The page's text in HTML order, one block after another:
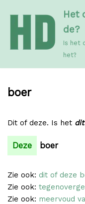
de
inhoud
Het
de?
Is het
het?
boer
Dit of deze. Is het
Deze boer
Zie ook: dit of deze
Zie ook:
Zie ook: meervoud